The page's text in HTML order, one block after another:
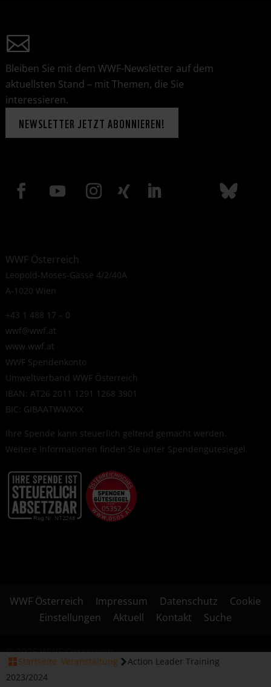
Bleiben Sie mit dem WWF-Newsletter auf dem
aktuellsten Stand – mit Themen, die Sie
interessieren.
NEWSLETTER JETZT ABONNIEREN!
WWF Österreich
Leopold-Moses-Gasse 4/2/40A
A-1020 Wien
+43 1 488 17 – 0
wwf@wwf.at
www.wwf.at
WWF Spendenkonto
Umweltverband WWF Österreich
IBAN: AT26 2011 1291 1268 3901
BIC: GIBAATWWXXX
Ihre Spende kann steuerlich geltend gemacht werden.
Weitere Informationen finden Sie unter Spendengütesiegel.
WWF Österreich Impressum Datenschutz
Cookie
Einstellungen
Aktuell Kontakt Suche
© 2026 WWF Österreich
Startseite Veranstaltung
Action Leader Training
2023/2024